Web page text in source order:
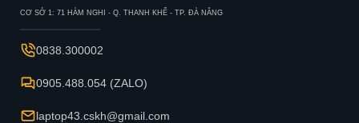
CƠ SỞ 1: 71 HÀM NGHI - Q. THANH KHẾ - TP. ĐÀ NẴNG
0838.300002
0905.488.054 (ZALO)
laptop43.cskh@gmail.com